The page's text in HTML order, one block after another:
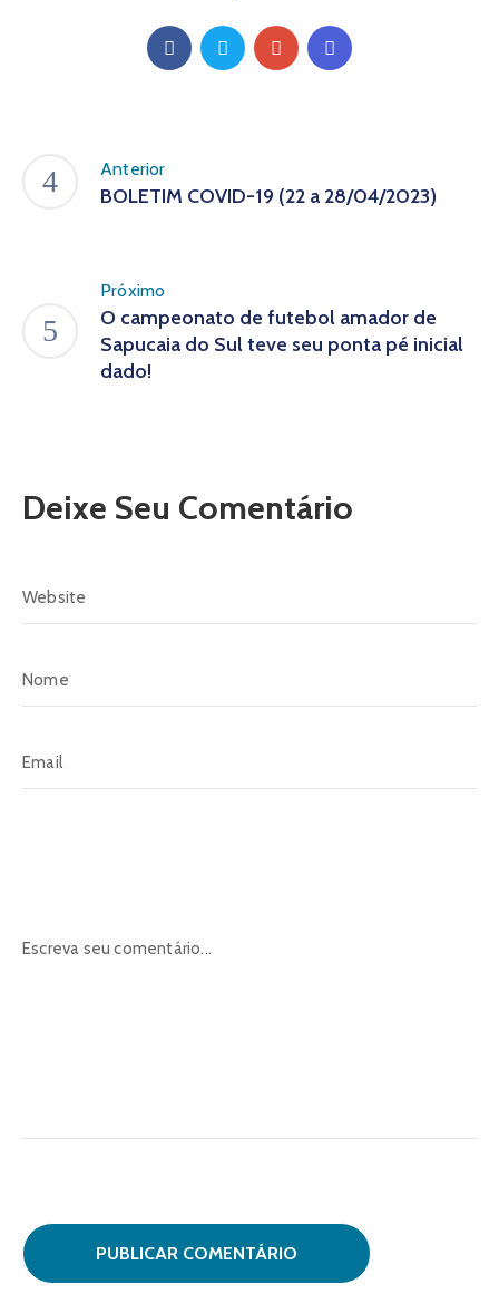
Anterior
BOLETIM COVID-19 (22 a 28/04/2023)
Próximo
O campeonato de futebol amador de
Sapucaia do Sul teve seu ponta pé inicial
dado!
Deixe Seu Comentário